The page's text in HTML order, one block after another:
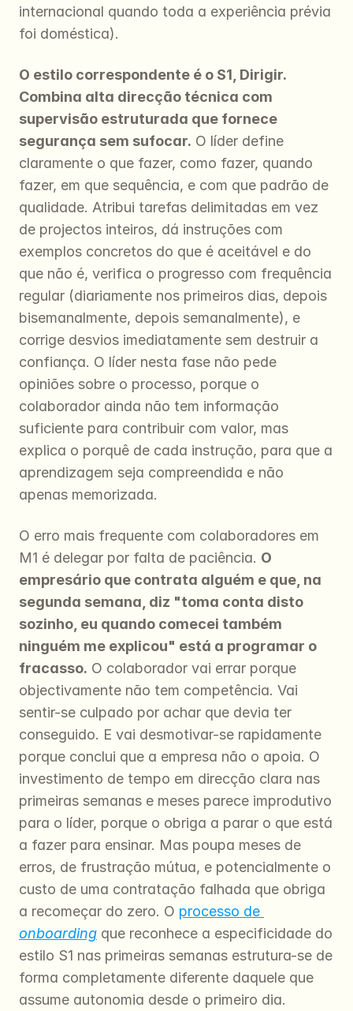
internacional quando toda a experiência prévia
foi doméstica).
O estilo correspondente é o S1, Dirigir.
Combina alta direcção técnica com
supervisão estruturada que fornece
segurança sem sufocar. O líder define
claramente o que fazer, como fazer, quando
fazer, em que sequência, e com que padrão de
qualidade. Atribui tarefas delimitadas em vez
de projectos inteiros, dá instruções com
exemplos concretos do que é aceitável e do
que não é, verifica o progresso com frequência
regular (diariamente nos primeiros dias, depois
bisemanalmente, depois semanalmente), e
corrige desvios imediatamente sem destruir a
confiança. O líder nesta fase não pede
opiniões sobre o processo, porque o
colaborador ainda não tem informação
suficiente para contribuir com valor, mas
explica o porquê de cada instrução, para que a
aprendizagem seja compreendida e não
apenas memorizada.
O erro mais frequente com colaboradores em
M1 é delegar por falta de paciência. O
empresário que contrata alguém e que, na
segunda semana, diz "toma conta disto
sozinho, eu quando comecei também
ninguém me explicou" está a programar o
fracasso. O colaborador vai errar porque
objectivamente não tem competência. Vai
sentir-se culpado por achar que devia ter
conseguido. E vai desmotivar-se rapidamente
porque conclui que a empresa não o apoia. O
investimento de tempo em direcção clara nas
primeiras semanas e meses parece improdutivo
para o líder, porque o obriga a parar o que está
a fazer para ensinar. Mas poupa meses de
erros, de frustração mútua, e potencialmente o
custo de uma contratação falhada que obriga
a recomeçar do zero. O
onboarding que reconhece a especificidade do
estilo S1 nas primeiras semanas estrutura-se de
forma completamente diferente daquele que
assume autonomia desde o primeiro dia.